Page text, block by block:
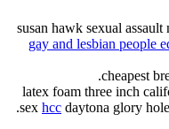
susan hawk sexual
gay and lesbian people
cheapest
latex foam three inch
sex hcc daytona glory